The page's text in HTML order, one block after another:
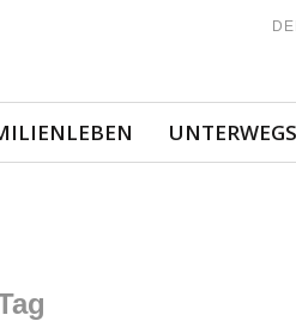
UNTERWEGS